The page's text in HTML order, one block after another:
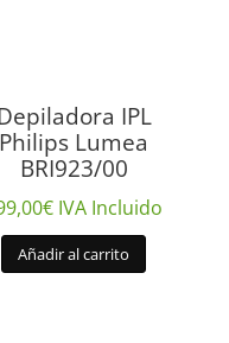
IPL
Philips Lumea
BRI923/00
€ IVA Incluido
Añadir al carrito